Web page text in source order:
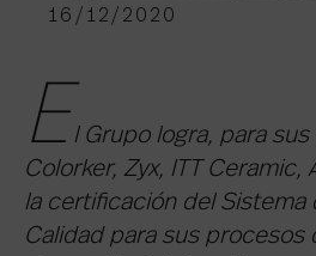
16/12/2020
El Grupo logra, para
Colorker, Zyx, ITT Ceramic,
la certificación del Sistema
Calidad para sus procesos